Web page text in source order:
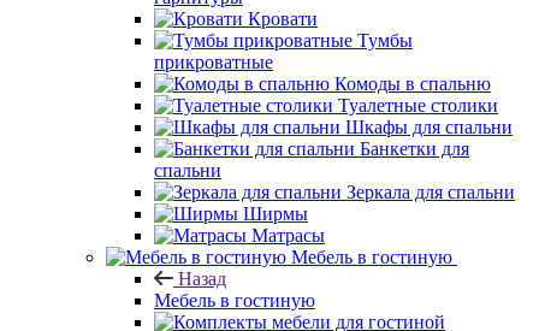
Кровати
Тумбы
прикроватные
Комоды в спальню
Туалетные столики
Шкафы для спальни
Банкетки для
спальни
Зеркала для спальни
Ширмы
Матрасы
Мебель в гостиную
Назад
Мебель в гостиную